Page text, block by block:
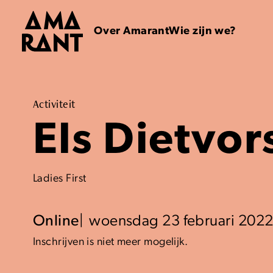
Over AmarantWie zijn we?
Activiteit
Els
Ladies First
Online woensdag 23 februari 2022
Inschrijven is niet meer mogelijk.